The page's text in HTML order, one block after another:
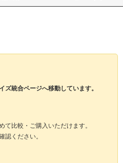
ズ統合ページへ移動しています。
て比較・ご購入いただけます。
認ください。